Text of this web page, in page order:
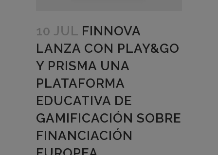
10 JUL FINNOVA
LANZA CON PLAY&GO
Y PRISMA UNA
PLATAFORMA
EDUCATIVA DE
GAMIFICACIÓN SOBRE
FINANCIACIÓN